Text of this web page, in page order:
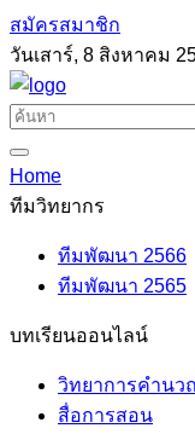
สมัครสมาชิก
วันเสาร์, 8 สิงหาคม
Home
ทีมวิทยากร
ทีมพัฒนา 2566
ทีมพัฒนา 2565
บทเรียนออนไลน์
วิทยาการคำนว
สื่อการสอน